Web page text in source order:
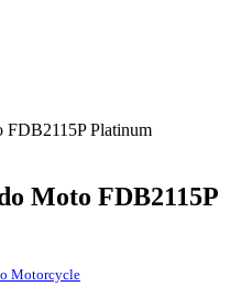
FDB2115P Platinum
Moto FDB2115P
Motorcycle